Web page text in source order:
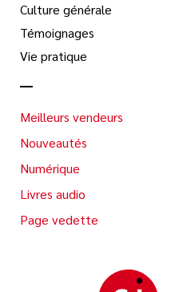
Culture générale
Témoignages
Vie pratique
Meilleurs vendeurs
Nouveautés
Numérique
Livres audio
Page vedette